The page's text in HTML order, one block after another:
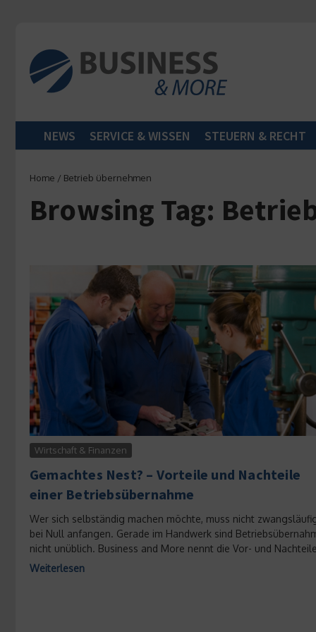
NEWS SERVICE & WISSEN STEUERN & RECHT
Home / Betrieb übernehmen
Browsing Tag:
Wirtschaft & Finanzen
Gemachtes Nest? – Vorteile und Nachteile
einer Betriebsübernahme
Wer sich selbständig machen möchte, muss nicht
bei Null anfangen. Gerade im Handwerk sind
nicht unüblich. Business and More nennt die Vor- und
Weiterlesen